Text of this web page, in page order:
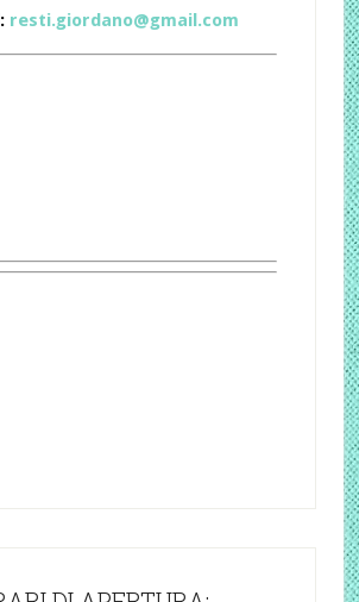
resti.giordano@gmail.com